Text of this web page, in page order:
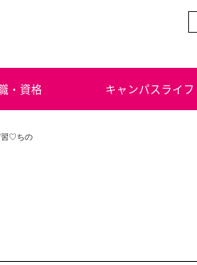
・資格 キャンパスライフ
習♡ちの